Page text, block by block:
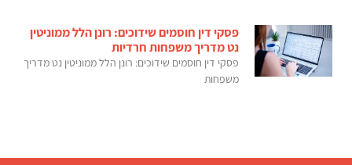
פסקי דין חוסמים שידוכים: רונן הלל ממוניטין
נט מדריך משפחות חרדיות
פסקי דין חוסמים שידוכים: רונן הלל ממוניטין נט מדריך
משפחות